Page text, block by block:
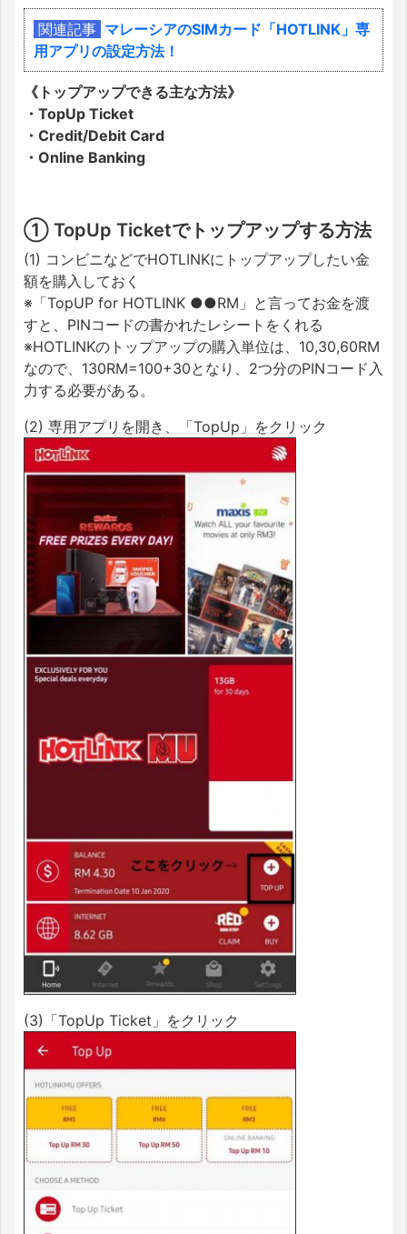
関連記事 マレーシアのSIMカード「HOTLINK」専
用アプリの設定方法！
《トップアップできる主な方法》
・TopUp Ticket
・Credit/Debit Card
・Online Banking
① TopUp Ticketでトップアップする方法
(1) コンビニなどでHOTLINKにトップアップしたい金
額を購入しておく
※「TopUP for HOTLINK ●●RM」と言ってお金を渡
すと、PINコードの書かれたレシートをくれる
※HOTLINKのトップアップの購入単位は、10,30,60RM
なので、130RM=100+30となり、2つ分のPINコード入
力する必要がある。
(2) 専用アプリを開き、「TopUp」をクリック
(3)「TopUp Ticket」をクリック